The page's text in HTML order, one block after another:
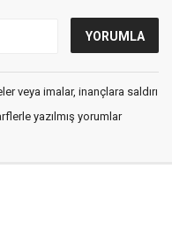
veya imalar, inançlara saldırı
yazılmış yorumlar